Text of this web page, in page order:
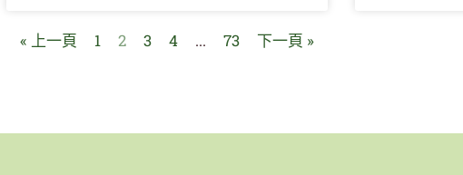
« 上一頁 1 2 3 4 ... 73 下一頁 »